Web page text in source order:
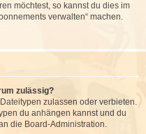
möchtest, so kannst du dies im
verwalten“ machen.
zulässig?
zulassen oder verbieten.
du anhängen kannst und du
die Board-Administration.